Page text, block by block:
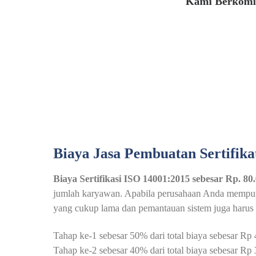
Biaya Jasa Pembuatan
Biaya Sertifikasi ISO 14001:2015 sebesar Rp.
jumlah karyawan. Apabila perusahaan Anda
yang cukup lama dan pemantauan sistem juga
Tahap ke-1 sebesar 50% dari total biaya sebesar
Tahap ke-2 sebesar 40% dari total biaya sebesar